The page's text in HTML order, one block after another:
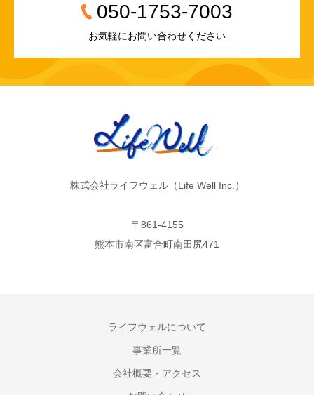
050-1753-7003
お気軽にお問い合わせください
株式会社ライフウェル（Life Well Inc.）
〒861-4155
熊本市南区富合町南田尻471
ライフウェルについて
事業所一覧
会社概要・アクセス